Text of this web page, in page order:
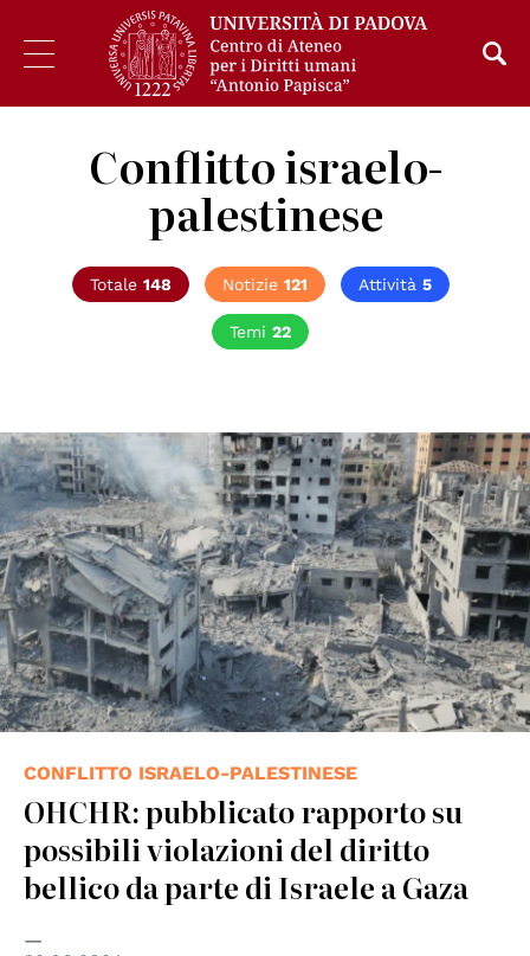
Conflitto israelo-
palestinese
Totale 148 Notizie 121 Attività 5
Temi 22
© UNICEF/Hassan Islyeh
CONFLITTO ISRAELO-PALESTINESE
OHCHR: pubblicato rapporto su
possibili violazioni del diritto
bellico da parte di Israele a Gaza